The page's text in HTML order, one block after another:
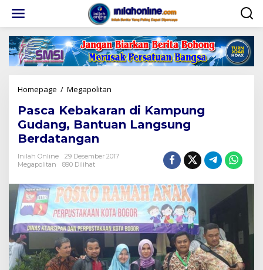
konten
Homepage / Megapolitan
di
Kampung
Gudang,
Langsung
Pasca Kebakaran di Kampung
Gudang, Bantuan Langsung
Berdatangan
Inilah Online
29 Desember 2017
Megapolitan
890 Dilihat